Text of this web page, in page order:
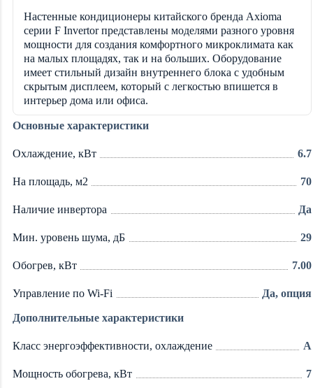
Настенные кондиционеры китайского бренда Axioma
серии F Invertor представлены моделями разного уровня
мощности для создания комфортного микроклимата как
на малых площадях, так и на больших. Оборудование
имеет стильный дизайн внутреннего блока с удобным
скрытым дисплеем, который с легкостью впишется в
интерьер дома или офиса.
Основные характеристики
Охлаждение, кВт 6.7
На площадь, м2 70
Наличие инвертора Да
Мин. уровень шума, дБ 29
Обогрев, кВт 7.00
Управление по Wi-Fi Да, опция
Дополнительные характеристики
Класс энергоэффективности, охлаждение A
Мощность обогрева, кВт 7